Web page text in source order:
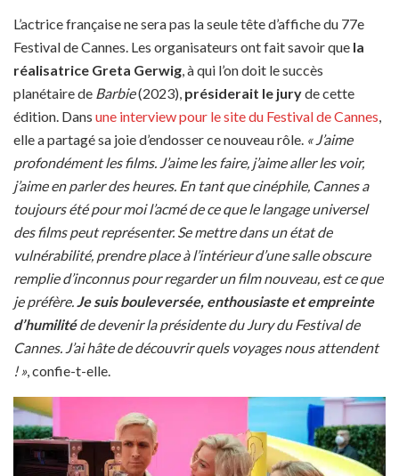
L’actrice française ne sera pas la seule tête d’affiche du 77e
Festival de Cannes. Les organisateurs ont fait savoir que la
réalisatrice Greta Gerwig , à qui l’on doit le succès
planétaire de Barbie(2023), présiderait le juryde cette
édition. Dans une interview pour le site du Festival de Cannes
elle a partagé sa joie d’endosser ce nouveau rôle. « J’aime
profondément les films. J’aime les faire, j’aime aller les voir,
j’aime en parler des heures. En tant que cinéphile, Cannes a
toujours été pour moi l’acmé de ce que le langage universel
des films peut représenter. Se mettre dans un état de
vulnérabilité, prendre place à l’intérieur d’une salle obscure
remplie d’inconnus pour regarder un film nouveau, est ce que
je préfère. Je suis bouleversée, enthousiaste et empreinte
d’humilitéde devenir la présidente du Jury du Festival de
Cannes. J’ai hâte de découvrir quels voyages nous attendent
! », confie-t-elle.